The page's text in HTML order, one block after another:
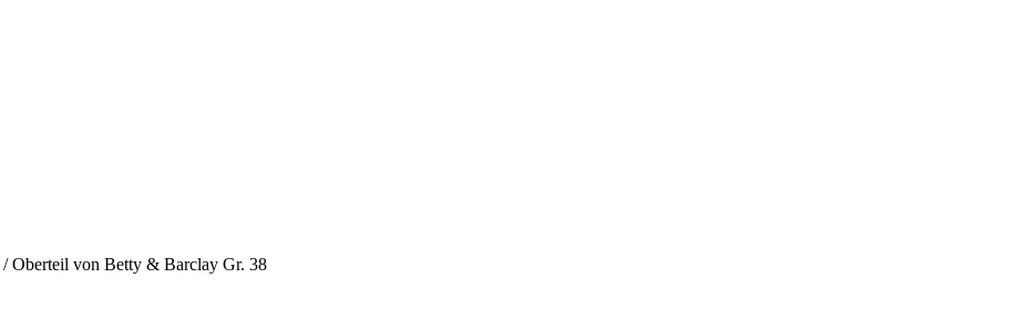
/ Oberteil von Betty & Barclay Gr. 38